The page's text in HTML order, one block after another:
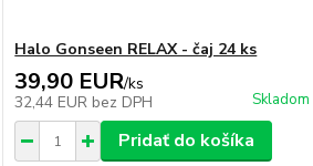
Halo Gonseen RELAX - čaj 24 ks
39,90 EUR/ks
32,44 EUR bez DPH Skladom
Pridať do košíka